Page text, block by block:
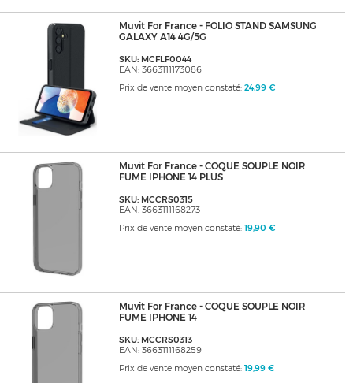
Muvit For France - FOLIO STAND SAMSUNG
GALAXY A14 4G/5G
SKU: MCFLF0044
EAN: 3663111173086
Prix de vente moyen constaté: 24,99 €
Muvit For France - COQUE SOUPLE NOIR
FUME IPHONE 14 PLUS
SKU: MCCRS0315
EAN: 3663111168273
Prix de vente moyen constaté: 19,90 €
Muvit For France - COQUE SOUPLE NOIR
FUME IPHONE 14
SKU: MCCRS0313
EAN: 3663111168259
Prix de vente moyen constaté: 19,99 €